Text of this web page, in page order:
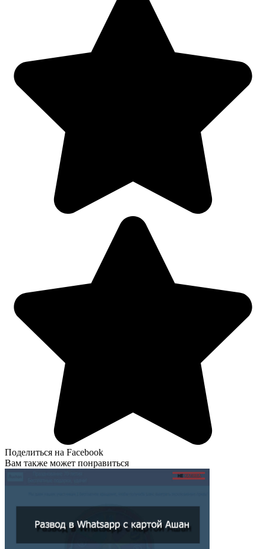
Поделиться на Facebook
Вам также может понравиться